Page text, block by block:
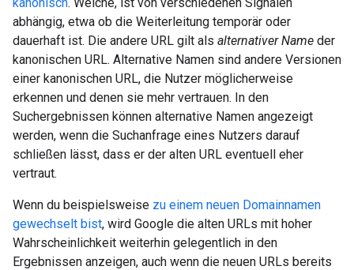
abhängig, etwa ob die Weiterleitung temporär oder
dauerhaft ist. Die andere URL gilt als alternativer Name der
kanonischen URL. Alternative Namen sind andere Versionen
einer kanonischen URL, die Nutzer möglicherweise
erkennen und denen sie mehr vertrauen. In den
Suchergebnissen können alternative Namen angezeigt
werden, wenn die Suchanfrage eines Nutzers darauf
schließen lässt, dass er der alten URL eventuell eher
vertraut.
Wenn du beispielsweise zu einem neuen Domainnamen
gewechselt bist, wird Google die alten URLs mit hoher
Wahrscheinlichkeit weiterhin gelegentlich in den
Ergebnissen anzeigen, auch wenn die neuen URLs bereits